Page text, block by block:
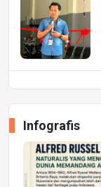
Infografis